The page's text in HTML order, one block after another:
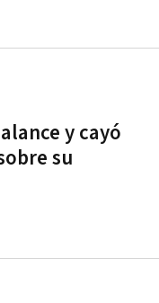
y cayó
su